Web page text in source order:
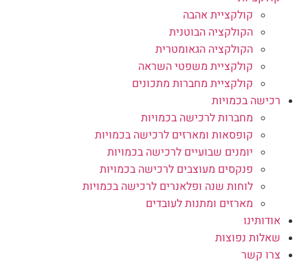
קולקציית אהבה
הקולקציה הבוטנית
הקולקציה הגאומטרית
קולקציית משפטי השראה
קולקציית מחברות מתכונים
רכישה בכמויות
מחברות לרכישה בכמויות
קופסאות ומארזים לרכישה בכמויות
יומנים שבועיים לרכישה בכמויות
פנקסים מעוצבים לרכישה בכמויות
לוחות שנה ופלאנרים לרכישה בכמויות
מארזים ומתנות לעובדים
אודותינו
שאלות נפוצות
צרו קשר